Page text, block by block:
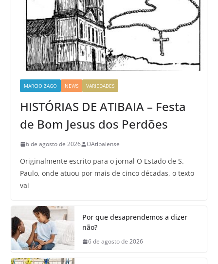
MARCIO ZAGO NEWS VARIEDADES
HISTÓRIAS DE ATIBAIA – Festa
de Bom Jesus dos Perdões
6 de agosto de 2026 OAtibaiense
Originalmente escrito para o jornal O Estado de S.
Paulo, onde atuou por mais de cinco décadas, o texto
vai
Por que desaprendemos a dizer
não?
6 de agosto de 2026